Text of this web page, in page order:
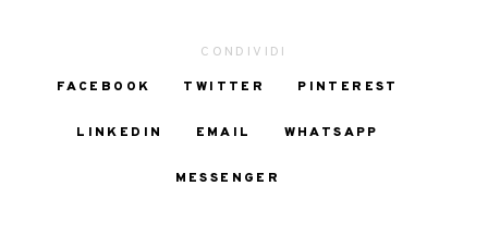
CONDIVIDI
FACEBOOK
TWITTER PINTEREST
LINKEDIN EMAIL WHATSAPP
MESSENGER